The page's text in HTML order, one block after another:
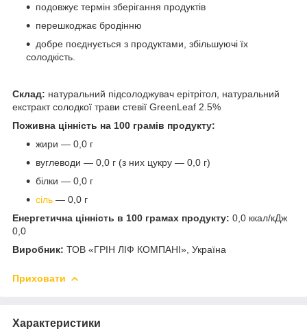
подовжує термін зберігання продуктів
перешкоджає бродінню
добре поєднується з продуктами, збільшуючі їх
солодкість.
Склад: натуральний підсолоджувач ерітрітол, натуральний
екстракт солодкої трави стевії GreenLeaf 2.5%
Поживна цінність на 100 грамів продукту:
жири — 0,0 г
вуглеводи — 0,0 г (з них цукру — 0,0 г)
білки — 0,0 г
сіль — 0,0 г
Енергетична цінність в 100 грамах продукту: 0,0 ккал/кДж
0,0
Виробник: ТОВ «ГРІН ЛІФ КОМПАНІ», Україна
Приховати
Характеристики